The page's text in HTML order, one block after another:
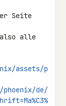
Seite
also alle
assets/p
phoenix/de/